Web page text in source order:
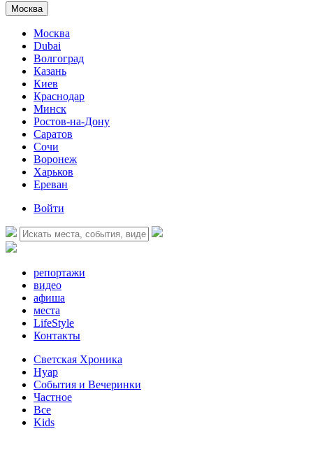
Москва
Москва
Dubai
Волгоград
Казань
Киев
Краснодар
Минск
Ростов-на-Дону
Саратов
Сочи
Воронеж
Харьков
Ереван
Войти
репортажи
видео
афиша
места
LifeStyle
Контакты
Светская Хроника
Нуар
События и Вечеринки
Частное
Все
Kids